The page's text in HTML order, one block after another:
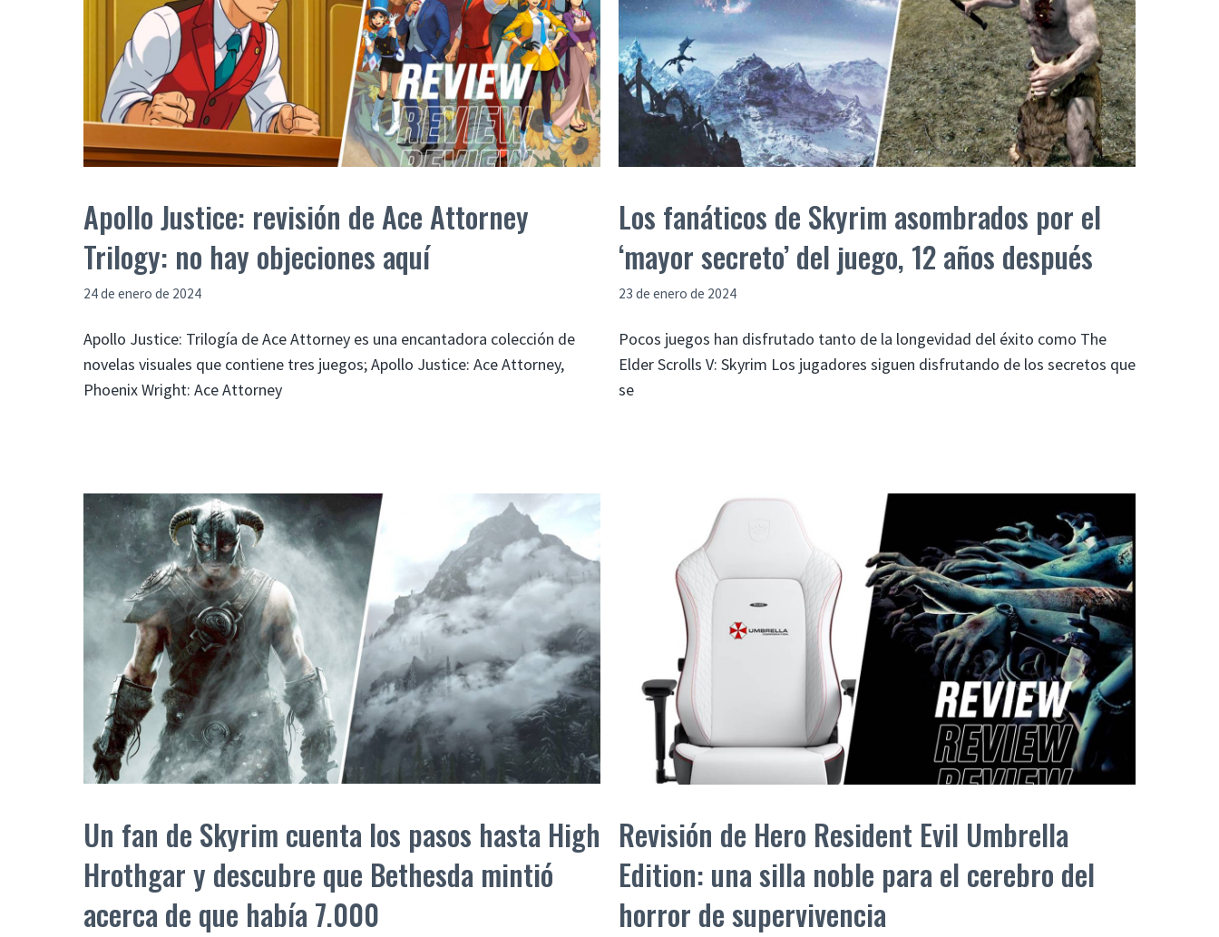
Apollo Justice: revisión de Ace Attorney
Trilogy: no hay objeciones aquí
24 de enero de 2024
Apollo Justice: Trilogía de Ace Attorney es una encantadora colección de
novelas visuales que contiene tres juegos; Apollo Justice: Ace Attorney,
Phoenix Wright: Ace Attorney
Los fanáticos de Skyrim asombrados por el
‘mayor secreto’ del juego, 12 años después
23 de enero de 2024
Pocos juegos han disfrutado tanto de la longevidad del éxito como The
Elder Scrolls V: Skyrim Los jugadores siguen disfrutando de los secretos que
se
Un fan de Skyrim cuenta los pasos hasta High
Hrothgar y descubre que Bethesda mintió
acerca de que había 7.000
Revisión de Hero Resident Evil Umbrella
Edition: una silla noble para el cerebro del
horror de supervivencia